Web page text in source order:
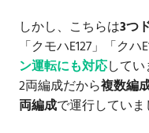
しかし、こちらは3つ
「クモハE127」「クハ
ン運転にも対応してい
2両編成だから複数編
両編成で運行していま